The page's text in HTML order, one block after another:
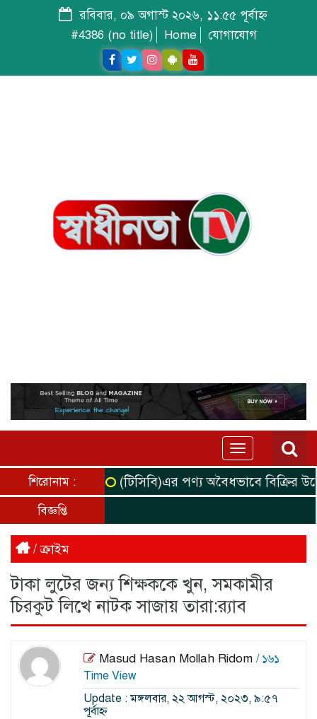
রবিবার, ০৯ অগাস্ট ২০২৬, ১১:৫৫ পূর্বাহ্ন
#4386 (no title)
Home যোগাযোগ
Toggle
navigation
শিরোনাম :(টিসিবি)এর পণ্য অবৈধভাবে বিক্রির
বিজ্ঞপ্তি
/ক্রাইম
টাকা লুটের জন্য শিক্ষককে খুন, সমকামীর
চিরকুট লিখে নাটক সাজায় তারা:র‍্যাব
Masud Hasan Mollah Ridom / ১৬১
Time View
Update : মঙ্গলবার, ২২ আগস্ট, ২০২৩, ৯:৫৭
পূর্বাহ্ন